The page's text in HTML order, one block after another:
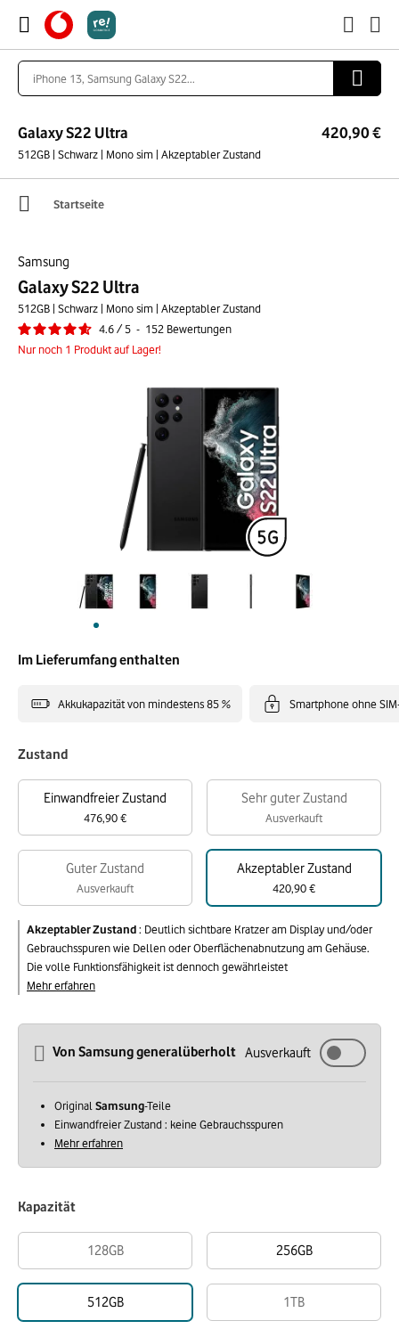
Galaxy S22 Ultra
512GB | Schwarz | Mono sim | Akzeptabler Zustand
420,90 €
Startseite
Samsung
Galaxy S22 Ultra
512GB | Schwarz | Mono sim | Akzeptabler Zustand
4.6/5 - 152 Bewertungen
Nur noch 1 Produkt auf Lager!
Im Lieferumfang enthalten
Akkukapazität von mindestens 85 % Smartphone ohne
Zustand
Einwandfreier Zustand
476,90 €
Sehr guter Zustand
Ausverkauft
Guter Zustand
Ausverkauft
Akzeptabler Zustand
420,90 €
Akzeptabler Zustand: Deutlich sichtbare Kratzer am Display und/oder
Gebrauchsspuren wie Dellen oder Oberflächenabnutzung am Gehäuse.
Die volle Funktionsfähigkeit ist dennoch gewährleistet
Mehr erfahren
Von Samsung generalüberholt Ausverkauft
Original Samsung-Teile
Einwandfreier Zustand : keine Gebrauchsspuren
Mehr erfahren
Kapazität
128GB 256GB
512GB 1TB